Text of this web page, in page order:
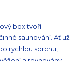
box tvoří
saunování. Ať už
rychlou sprchu,